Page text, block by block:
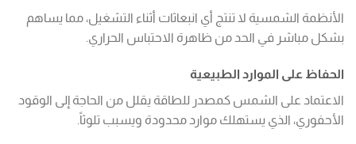
الأنظمة الشمسية لا تنتج أي انبعاثات أثناء التشغيل، مما يساهم
بشكل مباشر في الحد من ظاهرة الاحتباس الحراري.
الحفاظ على الموارد الطبيعية
الاعتماد على الشمس كمصدر للطاقة يقلل من الحاجة إلى الوقود
الأحفوري، الذي يستهلك موارد محدودة ويسبب تلوثاً.